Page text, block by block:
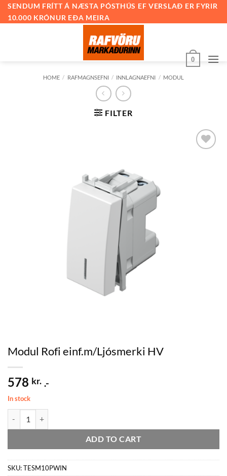
SkipSENDUM FRÍTT Á NÆSTA PÓSTHÚS EF VERSLAÐ ER FYRIR
10.000 KRÓNUR EÐA MEIRA
0
HOME / RAFMAGNSEFNI / INNLAGNAEFNI / MODUL
FILTER
Modul Rofi einf.m/Ljósmerki HV
578 kr. .-
In stock
ADD TO CART
SKU:TESM10PWIN